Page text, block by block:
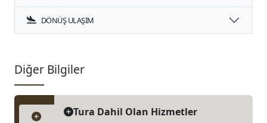
DÖNÜŞ ULAŞIM
Diğer Bilgiler
Tura Dahil Olan Hizmetler
Tura Dahil Olan Hizmetler